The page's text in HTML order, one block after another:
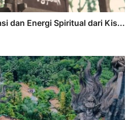
dan Energi Spiritual dari Kis...